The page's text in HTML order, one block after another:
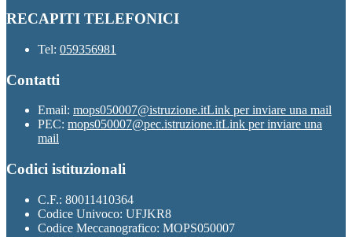
RECAPITI TELEFONICI
Tel: 059356981
Contatti
Email: mops050007@istruzione.itLink per inviare una mail
PEC: mops050007@pec.istruzione.itLink per inviare una
mail
Codici istituzionali
C.F.: 80011410364
Codice Univoco: UFJKR8
Codice Meccanografico: MOPS050007